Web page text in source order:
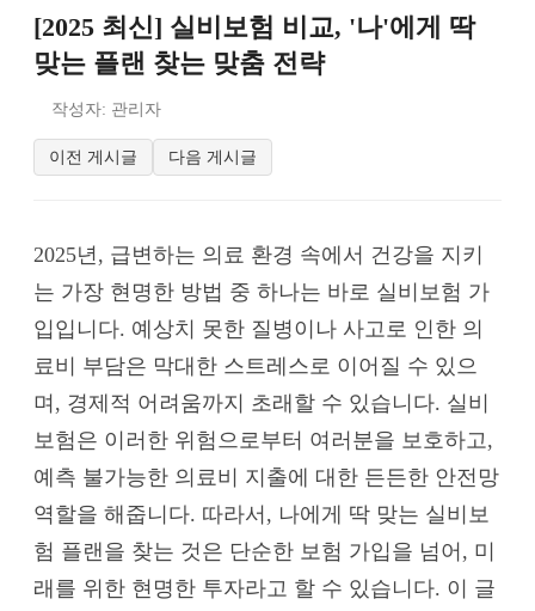
[2025 최신] 실비보험 비교, '나'에게 딱
맞는 플랜 찾는 맞춤 전략
작성자: 관리자
이전 게시글 다음 게시글
2025년, 급변하는 의료 환경 속에서 건강을 지키
는 가장 현명한 방법 중 하나는 바로 실비보험 가
입입니다. 예상치 못한 질병이나 사고로 인한 의
료비 부담은 막대한 스트레스로 이어질 수 있으
며, 경제적 어려움까지 초래할 수 있습니다. 실비
보험은 이러한 위험으로부터 여러분을 보호하고,
예측 불가능한 의료비 지출에 대한 든든한 안전망
역할을 해줍니다. 따라서, 나에게 딱 맞는 실비보
험 플랜을 찾는 것은 단순한 보험 가입을 넘어, 미
래를 위한 현명한 투자라고 할 수 있습니다. 이 글